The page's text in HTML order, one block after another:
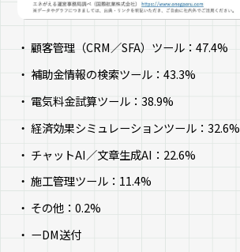
顧客管理（CRM／SFA）ツール：47.4%
補助金情報の検索ツール：43.3%
電気料金試算ツール：38.9%
経済効果シミュレーションツール：32.6%
チャットAI／文章生成AI：22.6%
施工管理ツール：11.4%
その他：0.2%
ーDM送付